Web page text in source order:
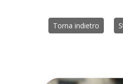
Torna indietro